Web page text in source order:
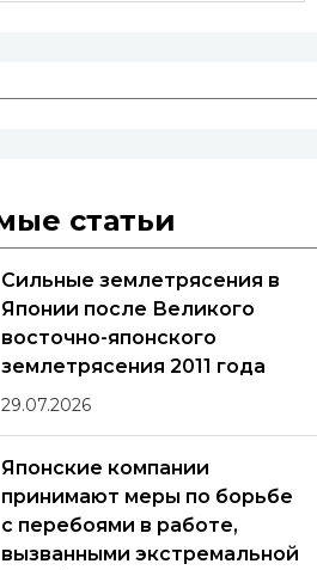
статьи
Сильные землетрясения в
Японии после Великого
восточно-японского
землетрясения 2011 года
29.07.2026
Японские компании
принимают меры по борьбе
с перебоями в работе,
вызванными экстремальной